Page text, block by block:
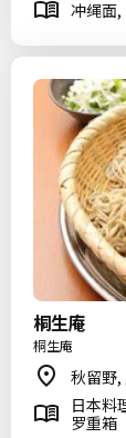
冲绳面,
桐生庵
桐生庵
秋留野,
日本料
罗重箱